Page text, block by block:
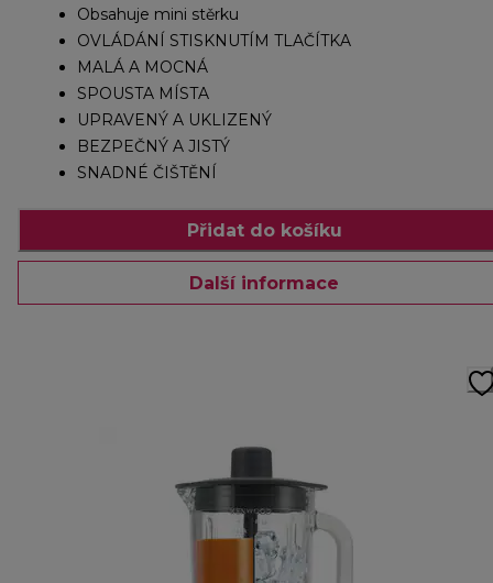
Obsahuje mini stěrku
OVLÁDÁNÍ STISKNUTÍM TLAČÍTKA
MALÁ A MOCNÁ
SPOUSTA MÍSTA
UPRAVENÝ A UKLIZENÝ
BEZPEČNÝ A JISTÝ
SNADNÉ ČIŠTĚNÍ
Přidat do košíku
Další informace